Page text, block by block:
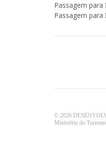
Passagem para
Passagem para
© 2026
Ministério do